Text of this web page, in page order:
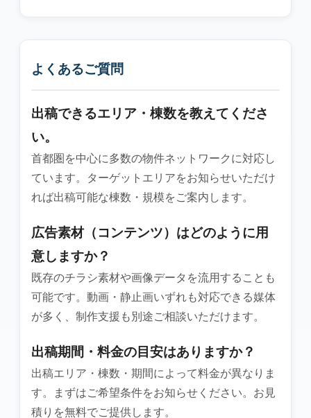
よくあるご質問
出稿できるエリア・棟数を教えてくださ
い。
首都圏を中心に多数の物件ネットワークに対応し
ています。ターゲットエリアをお知らせいただけ
れば出稿可能な棟数・規模をご案内します。
広告素材（コンテンツ）はどのように用
意しますか？
既存のチラシ素材や画像データを流用することも
可能です。動画・静止画いずれも対応できる媒体
が多く、制作支援も別途ご相談いただけます。
出稿期間・料金の目安はありますか？
出稿エリア・棟数・期間によって料金が異なりま
す。まずはご希望条件をお知らせください。お見
積りを無料でご提供します。